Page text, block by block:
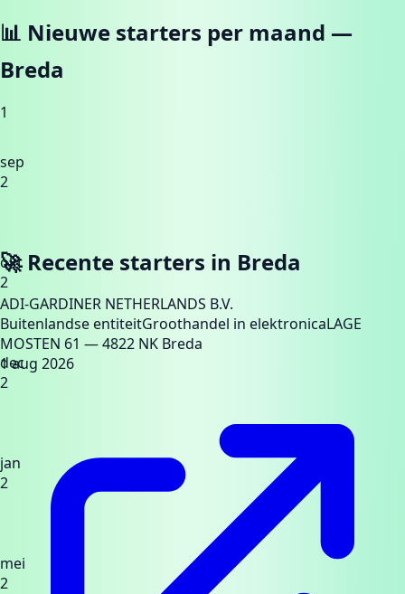
📊 Nieuwe starters per maand —
Breda
1
sep
2
okt
2
dec
2
jan
2
mei
2
🚀 Recente starters in Breda
ADI-GARDINER NETHERLANDS B.V.
Buitenlandse entiteitGroothandel in elektronicaLAGE
MOSTEN 61 — 4822 NK Breda
1 aug 2026